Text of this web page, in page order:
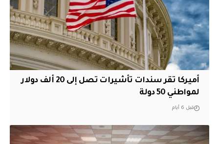
أميركا تقر سندات تأشيرات تصل إلى 20 ألف دولار
لمواطني 50 دولة
قبل 6 أيام